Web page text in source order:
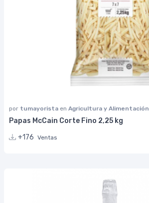
por tumayorista en Agricultura y Alimentación
Papas McCain Corte Fino 2,25 kg
+176 Ventas